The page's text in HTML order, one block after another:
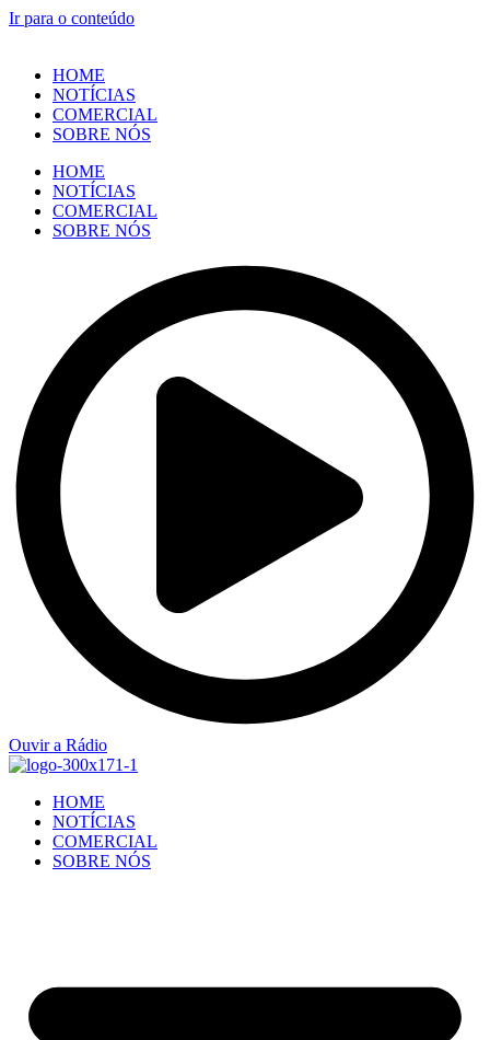
Ir para o conteúdo
HOME
NOTÍCIAS
COMERCIAL
SOBRE NÓS
HOME
NOTÍCIAS
COMERCIAL
SOBRE NÓS
Ouvir a Rádio
HOME
NOTÍCIAS
COMERCIAL
SOBRE NÓS